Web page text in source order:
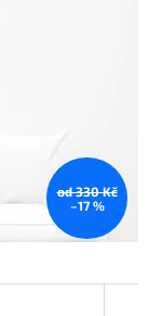
od 330 Kč
–17 %